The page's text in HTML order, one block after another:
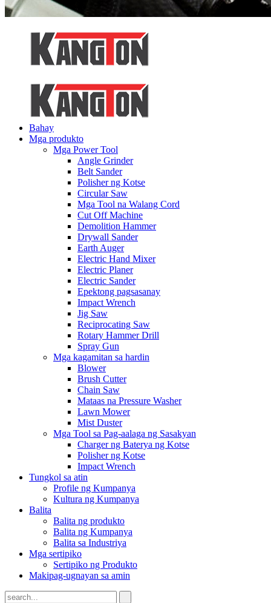
Bahay
Mga produkto
Mga Power Tool
Angle Grinder
Belt Sander
Polisher ng Kotse
Circular Saw
Mga Tool na Walang Cord
Cut Off Machine
Demolition Hammer
Drywall Sander
Earth Auger
Electric Hand Mixer
Electric Planer
Electric Sander
Epektong pagsasanay
Impact Wrench
Jig Saw
Reciprocating Saw
Rotary Hammer Drill
Spray Gun
Mga kagamitan sa hardin
Blower
Brush Cutter
Chain Saw
Mataas na Pressure Washer
Lawn Mower
Mist Duster
Mga Tool sa Pag-aalaga ng Sasakyan
Charger ng Baterya ng Kotse
Polisher ng Kotse
Impact Wrench
Tungkol sa atin
Profile ng Kumpanya
Kultura ng Kumpanya
Balita
Balita ng produkto
Balita ng Kumpanya
Balita sa Industriya
Mga sertipiko
Sertipiko ng Produkto
Makipag-ugnayan sa amin